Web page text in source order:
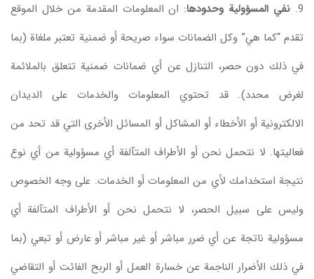
9. نفي المسؤولية وحدودها: ان المعلومات المقدمة من خلال الموقع
تقدم “كما هي” وكل الضمانات سواء صريحة أو ضمنية تعتبر ملغاة (بما
في ذلك دون حصر، التنازل عن أي ضمانات ضمنية تتعلق بالملائمة
لغرض محدد). قد تحتوي المعلومات والخدمات على الديدان
الالكترونية أو الأخطاء أو المشاكل أو المسائل الأخرى التي قد تحد من
فعاليتها. لا نتحمل نحن أو الأطراف المتآلفة أي مسؤولية من أي نوع
نتيجة استخدامك لأي من المعلومات أو الخدمات. على وجه الخصوص
وليس على سبيل الحصر، لا نتحمل نحن أو الأطراف المتآلفة أي
مسؤولية ناتجة عن أي ضرر مباشر أو غير مباشر أو عارض أو تبعي (بما
في ذلك الأضرار الناجمة عن خسارة العمل أو الربح الفائت أو التقاضي